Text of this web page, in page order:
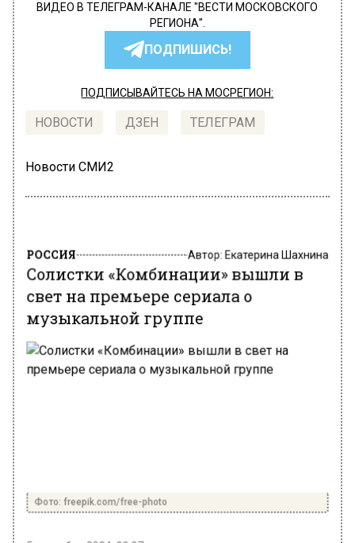
ВИДЕО В ТЕЛЕГРАМ-КАНАЛЕ "ВЕСТИ МОСКОВСКОГО
РЕГИОНА".
ПОДПИШИСЬ!
ПОДПИСЫВАЙТЕСЬ НА МОСРЕГИОН:
НОВОСТИ ДЗЕН ТЕЛЕГРАМ
Новости СМИ2
РОССИЯ Автор: Екатерина Шахнина
Солистки «Комбинации» вышли в
свет на премьере сериала о
музыкальной группе
Фото: freepik.com/free-photo